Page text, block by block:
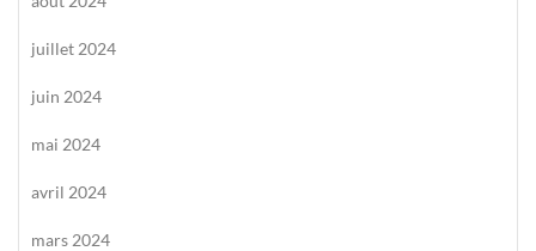
juillet 2024
juin 2024
mai 2024
avril 2024
mars 2024